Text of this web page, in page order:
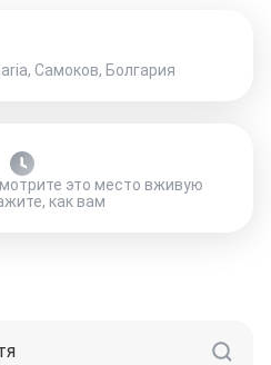
Самоков, Болгария
это место вживую
как вам